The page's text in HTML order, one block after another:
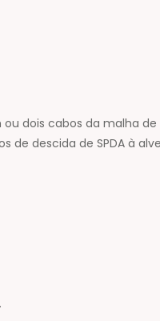
dois cabos da malha
de descida de SPDA à